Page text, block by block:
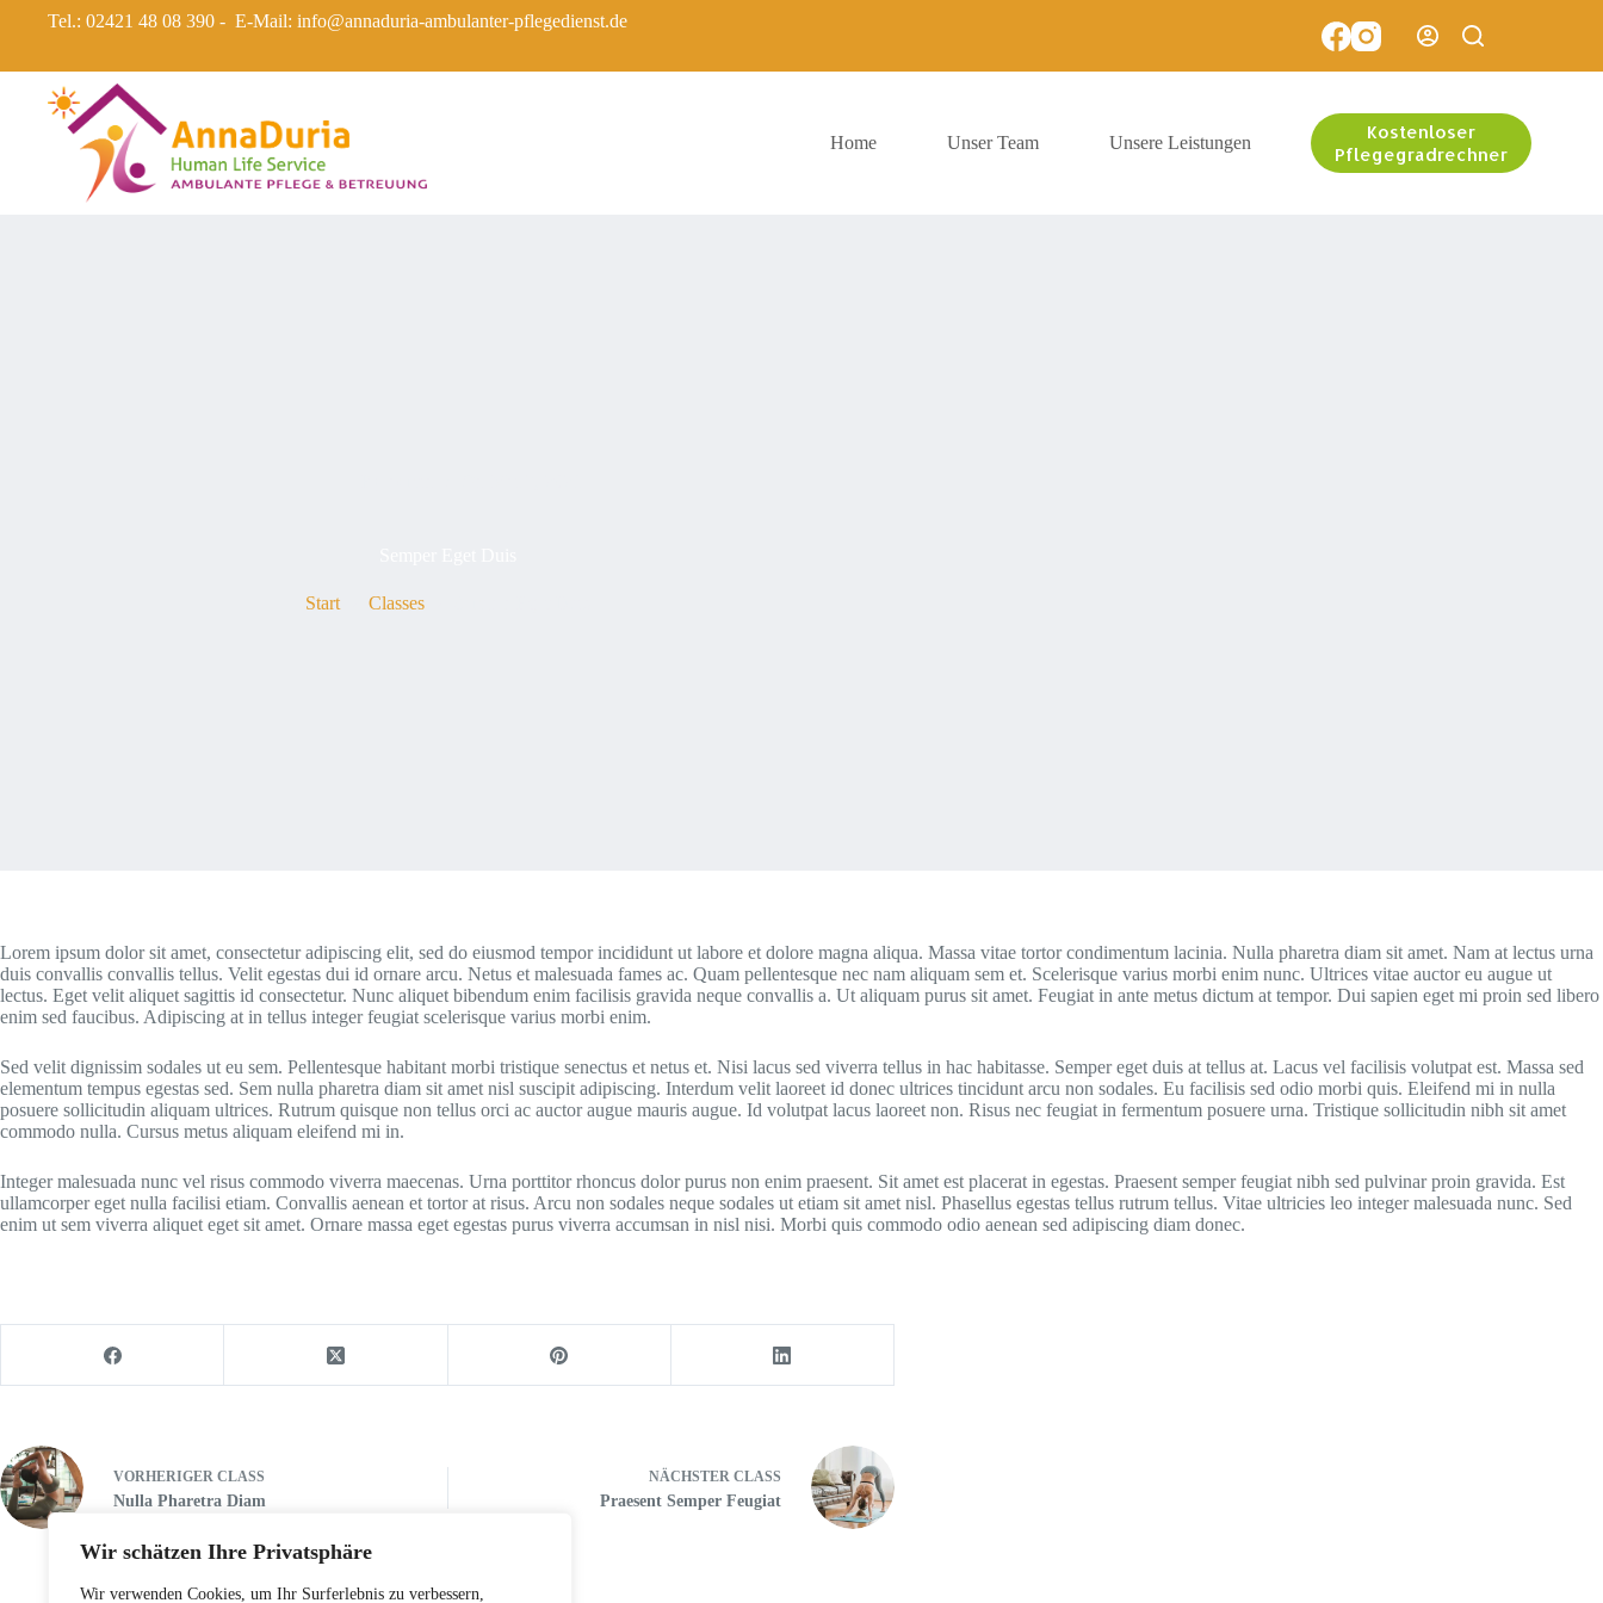
Wir schätzen Ihre Privatsphäre
Wir verwenden Cookies, um Ihr Surferlebnis zu verbessern,
Tel.: 02421 48 08 390 - E-Mail: info@annaduria-ambulanter-pflegedienst.de
Home Unser Team Unsere Leistungen
Kostenloser
Pflegegradrechner
Start Classes
Lorem ipsum dolor sit amet, consectetur adipiscing elit, sed do eiusmod tempor incididunt ut labore et dolore magna aliqua. Massa vitae tortor condimentum lacinia. Nulla pharetra diam sit amet. Nam at lectus urna
duis convallis convallis tellus. Velit egestas dui id ornare arcu. Netus et malesuada fames ac. Quam pellentesque nec nam aliquam sem et. Scelerisque varius morbi enim nunc. Ultrices vitae auctor eu augue ut
lectus. Eget velit aliquet sagittis id consectetur. Nunc aliquet bibendum enim facilisis gravida neque convallis a. Ut aliquam purus sit amet. Feugiat in ante metus dictum at tempor. Dui sapien eget mi proin sed libero
enim sed faucibus. Adipiscing at in tellus integer feugiat scelerisque varius morbi enim.
Sed velit dignissim sodales ut eu sem. Pellentesque habitant morbi tristique senectus et netus et. Nisi lacus sed viverra tellus in hac habitasse. Semper eget duis at tellus at. Lacus vel facilisis volutpat est. Massa sed
elementum tempus egestas sed. Sem nulla pharetra diam sit amet nisl suscipit adipiscing. Interdum velit laoreet id donec ultrices tincidunt arcu non sodales. Eu facilisis sed odio morbi quis. Eleifend mi in nulla
posuere sollicitudin aliquam ultrices. Rutrum quisque non tellus orci ac auctor augue mauris augue. Id volutpat lacus laoreet non. Risus nec feugiat in fermentum posuere urna. Tristique sollicitudin nibh sit amet
commodo nulla. Cursus metus aliquam eleifend mi in.
Integer malesuada nunc vel risus commodo viverra maecenas. Urna porttitor rhoncus dolor purus non enim praesent. Sit amet est placerat in egestas. Praesent semper feugiat nibh sed pulvinar proin gravida. Est
ullamcorper eget nulla facilisi etiam. Convallis aenean et tortor at risus. Arcu non sodales neque sodales ut etiam sit amet nisl. Phasellus egestas tellus rutrum tellus. Vitae ultricies leo integer malesuada nunc. Sed
enim ut sem viverra aliquet eget sit amet. Ornare massa eget egestas purus viverra accumsan in nisl nisi. Morbi quis commodo odio aenean sed adipiscing diam donec.
VORHERIGER CLASS
Nulla Pharetra Diam
NÄCHSTER CLASS
Praesent Semper Feugiat